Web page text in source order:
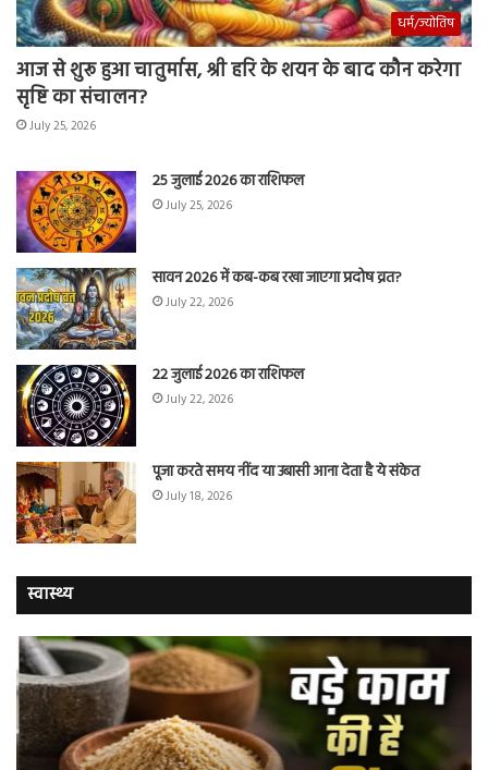
धर्म/ज्योतिष
आज से शुरू हुआ चातुर्मास, श्री हरि के शयन के बाद कौन करेगा
सृष्टि का संचालन?
July 25, 2026
25 जुलाई 2026 का राशिफल
July 25, 2026
सावन 2026 में कब-कब रखा जाएगा प्रदोष व्रत?
July 22, 2026
22 जुलाई 2026 का राशिफल
July 22, 2026
पूजा करते समय नींद या उबासी आना देता है ये संकेत
July 18, 2026
स्वास्थ्य
चुटकी
भर
‘हींग’
के
ये